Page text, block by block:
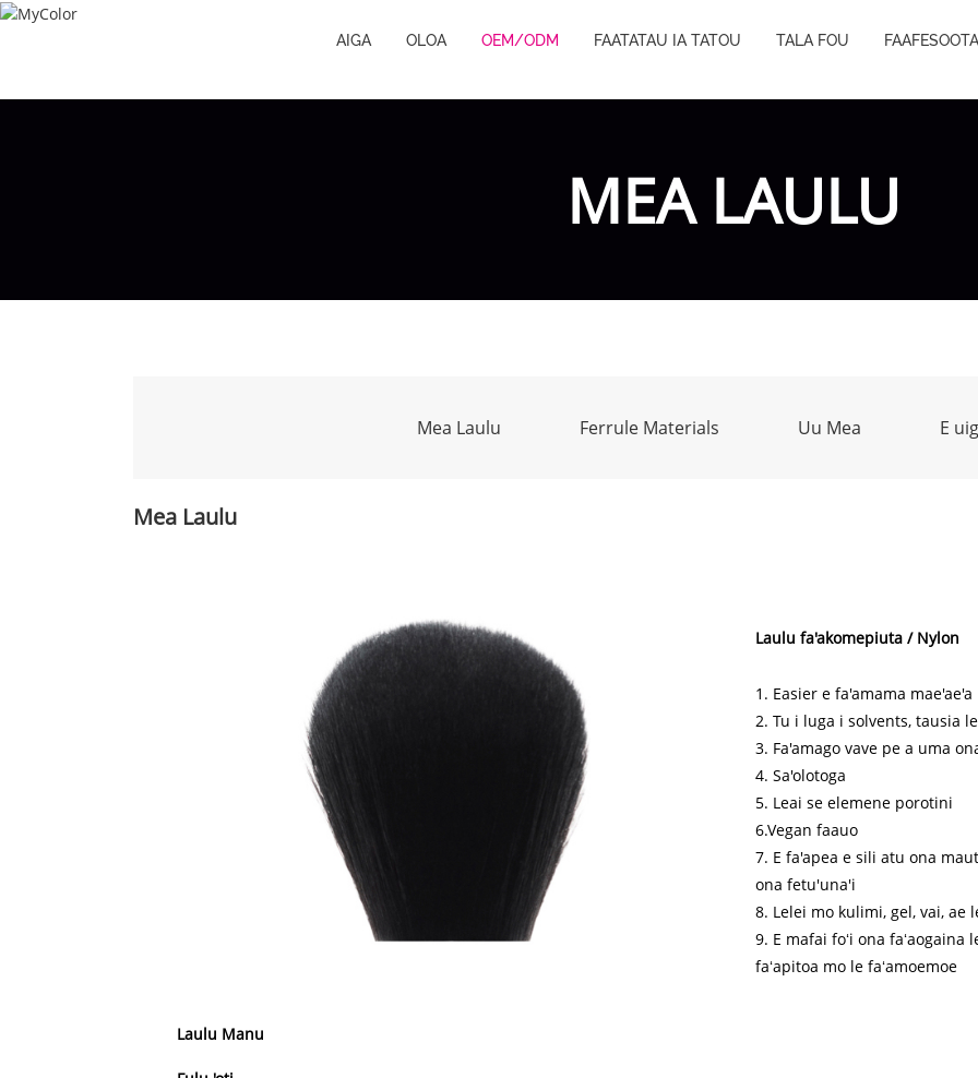
AIGA OLOA OEM/ODM FAATATAU IA TATOU TALA FOU
MEA LAULU
Mea Laulu Ferrule Materials Uu Mea E
Mea Laulu
Laulu fa'akomepiuta / Nylon
1. Easier e fa'amama mae'ae'a
2. Tu i luga i solvents, tausia
3. Fa'amago vave pe a uma
4. Sa'olotoga
5. Leai se elemene porotini
6.Vegan faauo
7. E fa'apea e sili atu ona
ona fetu'una'i
8. Lelei mo kulimi, gel, vai, ae
9. E mafai foʻi ona
faʻapitoa mo le faʻamoemoe
Laulu Manu